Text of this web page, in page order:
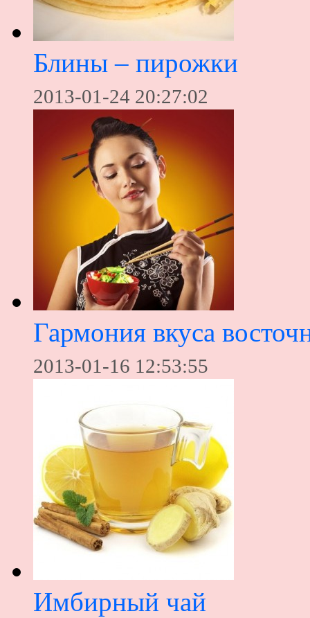
Блины – пирожки
2013-01-24 20:27:02
Гармония вкуса
2013-01-16 12:53:55
Имбирный чай